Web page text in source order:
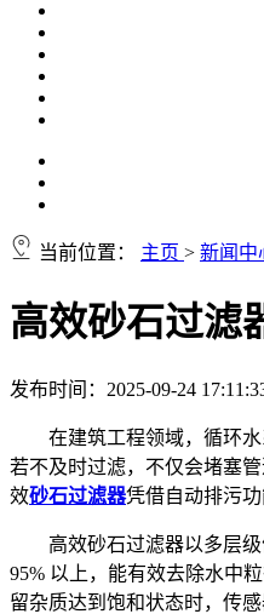
当前位置： 主页 > 新闻中
高效砂石过滤
发布时间：2025-09-24
在建筑工程领域，循环
若不及时过滤，不仅会堵塞
效砂石过滤器凭借自动排污
高效砂石过滤器以多层
95% 以上，能有效去除水中
留杂质达到饱和状态时，传